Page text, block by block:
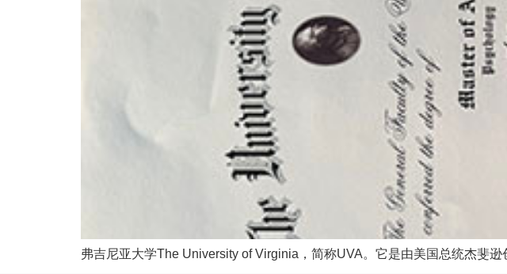
弗吉尼亚大学The University of Virginia，简称UVA。它是由美国总统杰斐